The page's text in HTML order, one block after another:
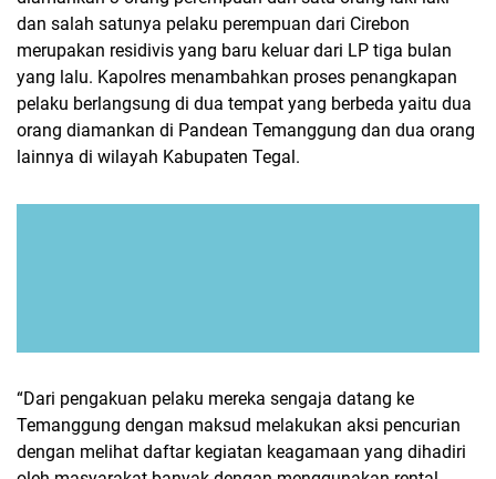
dan salah satunya pelaku perempuan dari Cirebon
merupakan residivis yang baru keluar dari LP tiga bulan
yang lalu. Kapolres menambahkan proses penangkapan
pelaku berlangsung di dua tempat yang berbeda yaitu dua
orang diamankan di Pandean Temanggung dan dua orang
lainnya di wilayah Kabupaten Tegal.
“Dari pengakuan pelaku mereka sengaja datang ke
Temanggung dengan maksud melakukan aksi pencurian
dengan melihat daftar kegiatan keagamaan yang dihadiri